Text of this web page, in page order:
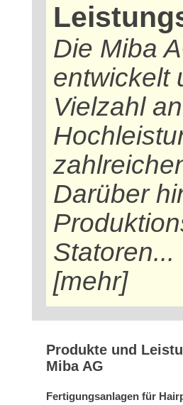
Die Miba
entwickelt
Vielzahl
Darüber
Statoren...
[mehr]
Produkte und
Miba AG
Fertigungsanlagen für